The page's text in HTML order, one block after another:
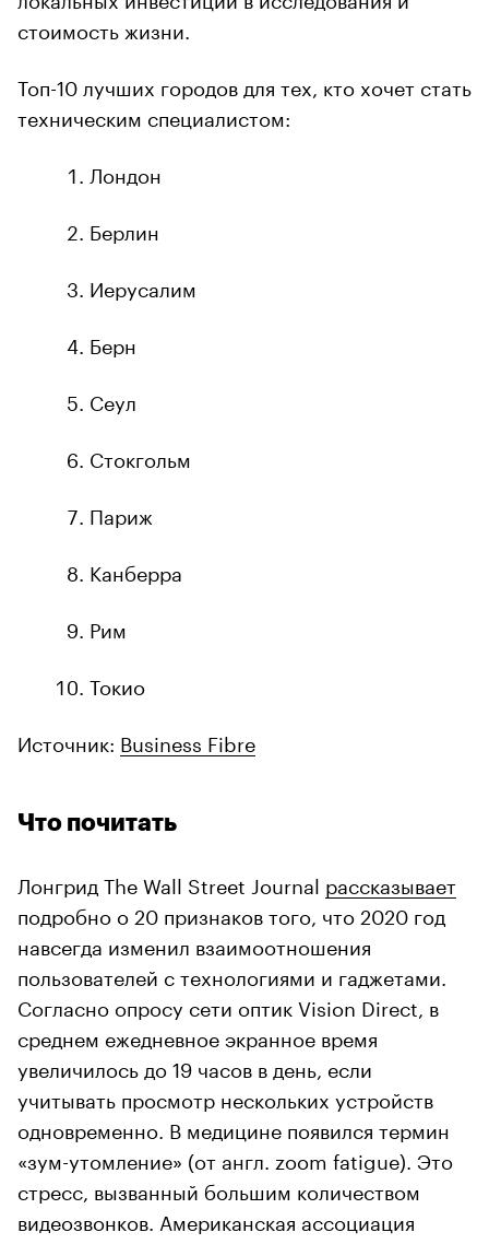
стоимость жизни.
Топ-10 лучших городов для тех, кто хочет стать
техническим специалистом:
Лондон
Берлин
Иерусалим
Берн
Сеул
Стокгольм
Париж
Канберра
Рим
Токио
Источник: Business Fibre
Что почитать
Лонгрид The Wall Street Journal рассказывает
подробно о 20 признаков того, что 2020 год
навсегда изменил взаимоотношения
пользователей с технологиями и гаджетами.
Согласно опросу сети оптик Vision Direct, в
среднем ежедневное экранное время
увеличилось до 19 часов в день, если
учитывать просмотр нескольких устройств
одновременно. В медицине появился термин
«зум-утомление» (от англ. zoom fatigue). Это
стресс, вызванный большим количеством
видеозвонков. Американская ассоциация